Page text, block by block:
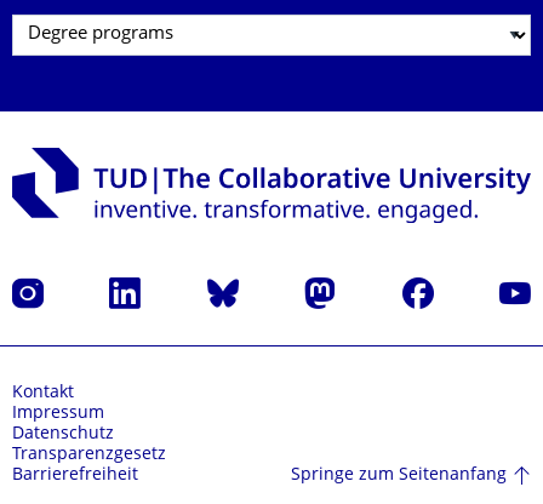
Instagram LinkedIn Bluesky Mastodon Facebook
Kontakt
Impressum
Datenschutz
Transparenzgesetz
Barrierefreiheit
Springe zum Seitenanfang